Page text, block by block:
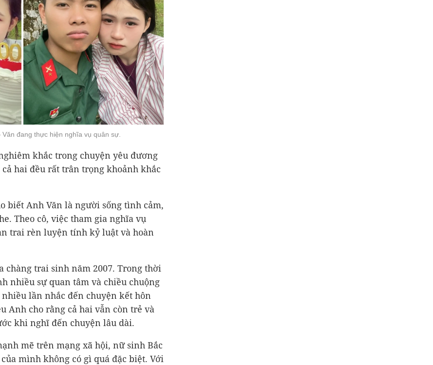
đang thực hiện nghĩa vụ quân sự.
khắc trong chuyện yêu đương
hai đều rất trân trọng khoảnh khắc
biết Anh Văn là người sống tình cảm,
Theo cô, việc tham gia nghĩa vụ
trai rèn luyện tính kỷ luật và hoàn
chàng trai sinh năm 2007. Trong thời
nhiều sự quan tâm và chiều chuộng
lần nhắc đến chuyện kết hôn
Anh cho rằng cả hai vẫn còn trẻ và
khi nghĩ đến chuyện lâu dài.
mẽ trên mạng xã hội, nữ sinh Bắc
mình không có gì quá đặc biệt. Với